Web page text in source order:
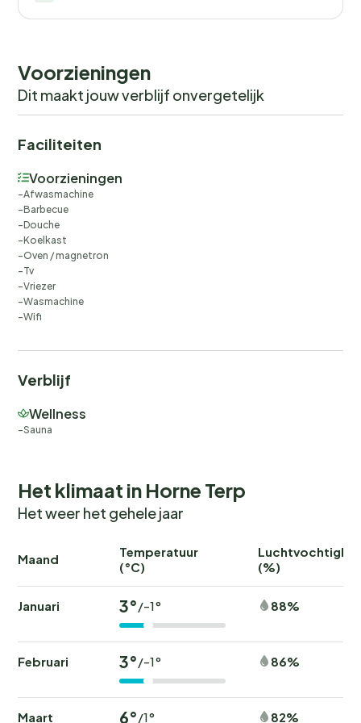
Voorzieningen
Dit maakt jouw verblijf onvergetelijk
Faciliteiten
Voorzieningen
Afwasmachine
Barbecue
Douche
Koelkast
Oven / magnetron
Tv
Vriezer
Wasmachine
Wifi
Verblijf
Wellness
Sauna
Het klimaat in Horne Terp
Het weer het gehele jaar
Maand
Temperatuur
(°C)
(%)
Januari 3°/-1° 88%
Februari 3°/-1° 86%
Maart 6°/1° 82%